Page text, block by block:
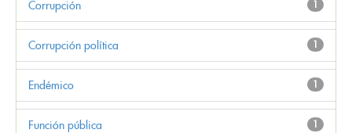
1
Corrupción
1
Corrupción política
1
Endémico
1
Función pública